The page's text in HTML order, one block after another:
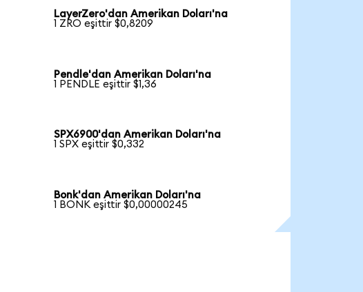
LayerZero'dan Amerikan Doları'na
1 ZRO eşittir $0,8209
Pendle'dan Amerikan Doları'na
1 PENDLE eşittir $1,36
SPX6900'dan Amerikan Doları'na
1 SPX eşittir $0,332
Bonk'dan Amerikan Doları'na
1 BONK eşittir $0,00000245